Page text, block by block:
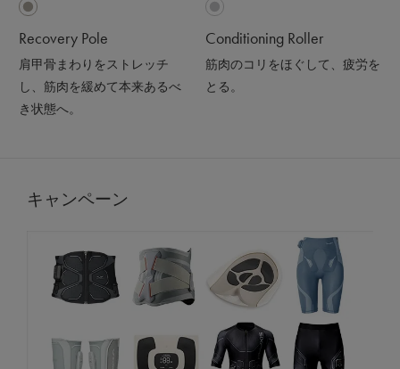
Recovery Pole
肩甲骨まわりをストレッチ
し、筋肉を緩めて本来あるべ
き状態へ。
Conditioning Roller
筋肉のコリをほぐして、疲労を
とる。
キャンペーン